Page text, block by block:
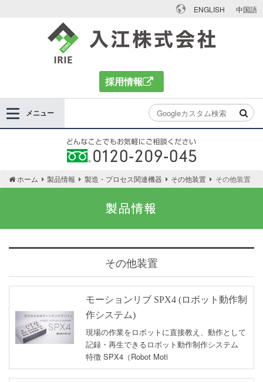
入江株式会社
採用情報
209-045
ENGLISH 中国語
メニュー
ホーム 製品情報 製造・プロセス関連機器 その他装置 その他装置
製品情報
その他装置
モーションリブ SPX4 (ロボット動作制
作システム)
現場の作業をロボットに直接教え、動作として
記録・再生できるロボット動作制作システム
特徴 SPX4（Robot Moti